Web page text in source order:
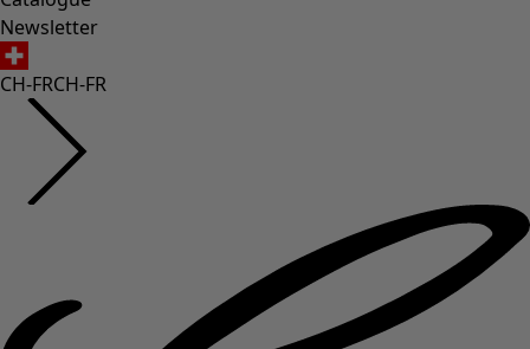
Newsletter
CH-FRCH-FR